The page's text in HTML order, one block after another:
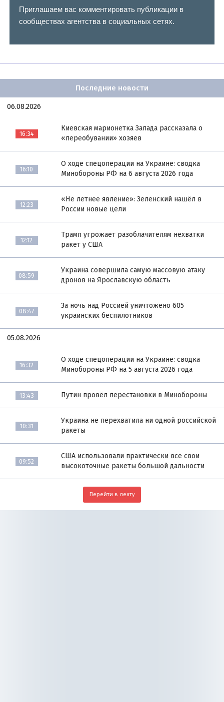
Приглашаем вас комментировать публикации в
сообществах агентства в социальных сетях.
Последние новости
06.08.2026
16:34
Киевская марионетка Запада рассказала о
«переобувании» хозяев
16:10
О ходе спецоперации на Украине: сводка
Минобороны РФ на 6 августа 2026 года
12:23
«Не летнее явление»: Зеленский нашёл в
России новые цели
12:12
Трамп угрожает разоблачителям нехватки
ракет у США
08:59
Украина совершила самую массовую атаку
дронов на Ярославскую область
08:47
За ночь над Россией уничтожено 605
украинских беспилотников
05.08.2026
16:32
О ходе спецоперации на Украине: сводка
Минобороны РФ на 5 августа 2026 года
13:43 Путин провёл перестановки в Минобороны
10:31
Украина не перехватила ни одной российской
ракеты
09:52
США использовали практически все свои
высокоточные ракеты большой дальности
Перейти в ленту